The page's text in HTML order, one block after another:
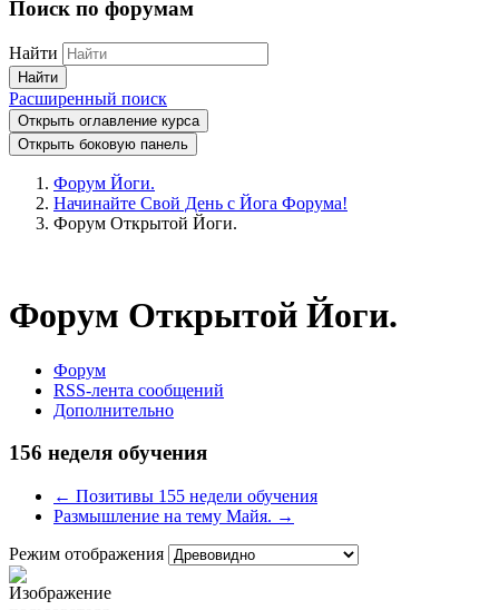
Поиск по форумам
Найти
Найти
Расширенный поиск
Открыть оглавление курса
Открыть боковую панель
Форум Йоги.
Начинайте Свой День с Йога Форума!
Форум Открытой Йоги.
Форум Открытой Йоги.
Форум
RSS-лента сообщений
Дополнительно
156 неделя обучения
← Позитивы 155 недели обучения
Размышление на тему Майя. →
Режим отображения